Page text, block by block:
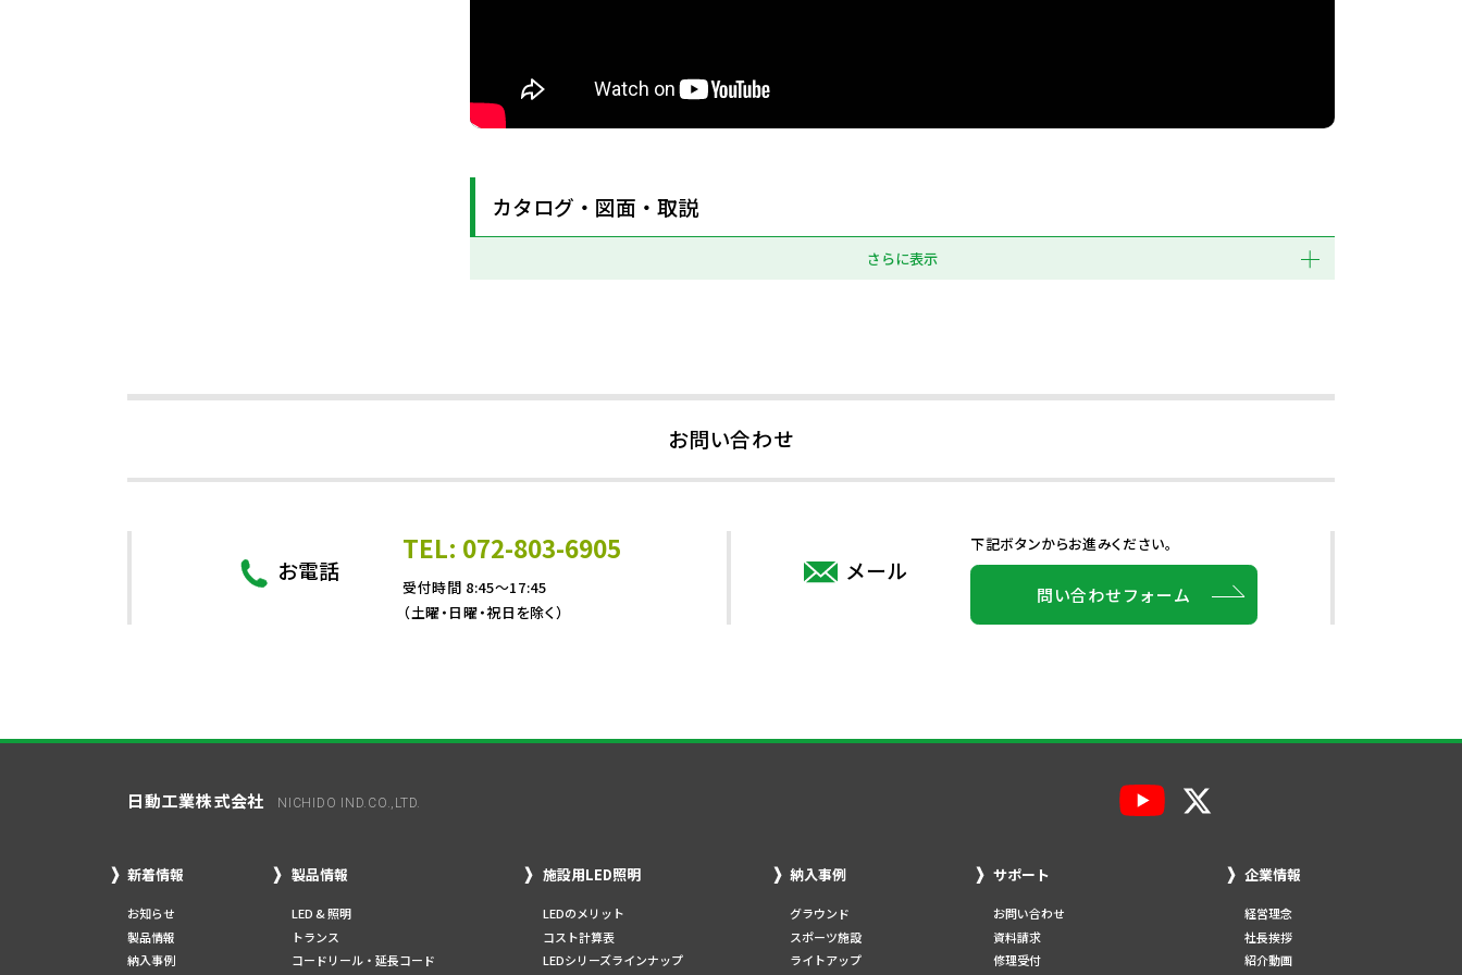
カタログ・図面・取説
さらに表示
お問い合わせ
お電話
TEL: 072-803-6905
受付時間 8:45～17:45
（土曜・日曜・祝日を除く）
メール
下記ボタンからお進みください。
問い合わせフォーム
日動工業株式会社 NICHIDO IND.CO.,LTD.
新着情報
お知らせ
製品情報
納入事例
製品情報
LED & 照明
トランス
コードリール・延長コード
施設用LED照明
LEDのメリット
コスト計算表
LEDシリーズラインナップ
納入事例
グラウンド
スポーツ施設
ライトアップ
サポート
お問い合わせ
資料請求
修理受付
企業情報
経営理念
社長挨拶
紹介動画